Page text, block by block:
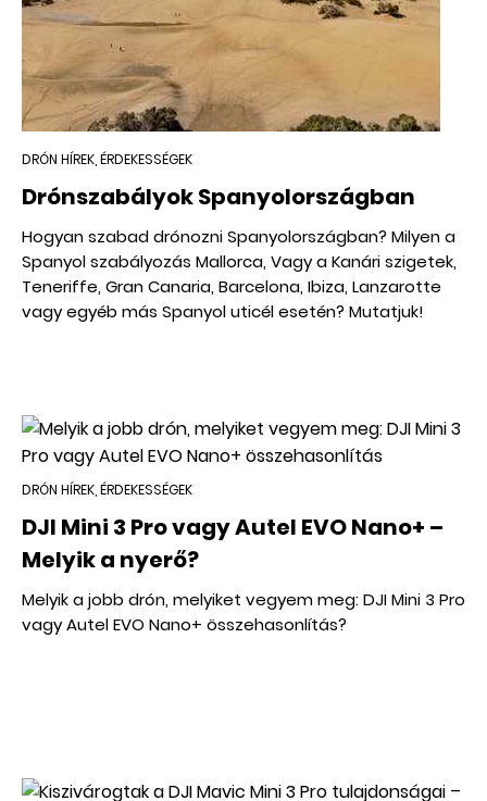
DRÓN HÍREK, ÉRDEKESSÉGEK
Drónszabályok Spanyolországban
Hogyan szabad drónozni Spanyolországban? Milyen a
Spanyol szabályozás Mallorca, Vagy a Kanári szigetek,
Teneriffe, Gran Canaria, Barcelona, Ibiza, Lanzarotte
vagy egyéb más Spanyol uticél esetén? Mutatjuk!
DRÓN HÍREK, ÉRDEKESSÉGEK
DJI Mini 3 Pro vagy Autel EVO Nano+ –
Melyik a nyerő?
Melyik a jobb drón, melyiket vegyem meg: DJI Mini 3 Pro
vagy Autel EVO Nano+ összehasonlítás?